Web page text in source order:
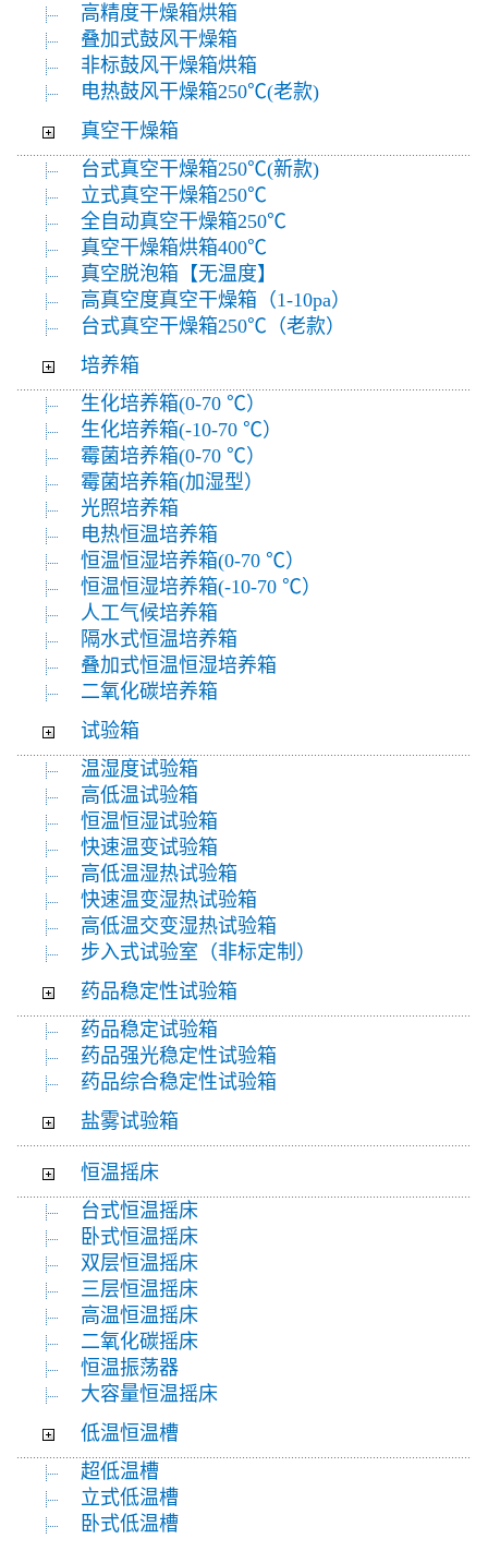
高精度干燥箱烘箱
叠加式鼓风干燥箱
非标鼓风干燥箱烘箱
电热鼓风干燥箱250℃(老款)
真空干燥箱
台式真空干燥箱250℃(新款)
立式真空干燥箱250℃
全自动真空干燥箱250℃
真空干燥箱烘箱400℃
真空脱泡箱【无温度】
高真空度真空干燥箱（1-10pa）
台式真空干燥箱250℃（老款）
培养箱
生化培养箱(0-70 ℃）
生化培养箱(-10-70 ℃）
霉菌培养箱(0-70 ℃）
霉菌培养箱(加湿型）
光照培养箱
电热恒温培养箱
恒温恒湿培养箱(0-70 ℃）
恒温恒湿培养箱(-10-70 ℃）
人工气候培养箱
隔水式恒温培养箱
叠加式恒温恒湿培养箱
二氧化碳培养箱
试验箱
温湿度试验箱
高低温试验箱
恒温恒湿试验箱
快速温变试验箱
高低温湿热试验箱
快速温变湿热试验箱
高低温交变湿热试验箱
步入式试验室（非标定制）
药品稳定性试验箱
药品稳定试验箱
药品强光稳定性试验箱
药品综合稳定性试验箱
盐雾试验箱
恒温摇床
台式恒温摇床
卧式恒温摇床
双层恒温摇床
三层恒温摇床
高温恒温摇床
二氧化碳摇床
恒温振荡器
大容量恒温摇床
低温恒温槽
超低温槽
立式低温槽
卧式低温槽